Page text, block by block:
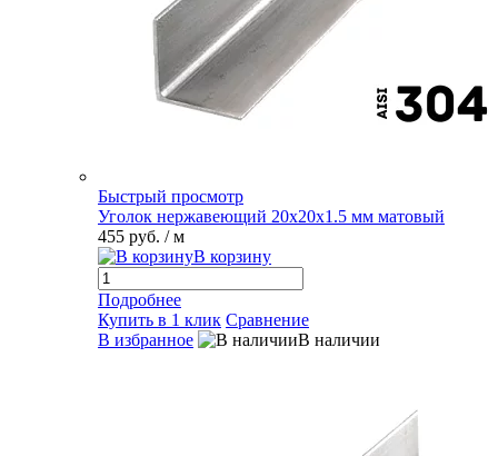
Быстрый просмотр
Уголок нержавеющий 20х20х1.5 мм матовый
455 руб. / м
В корзину
Подробнее
Купить в 1 клик Сравнение
В избранное
В наличии